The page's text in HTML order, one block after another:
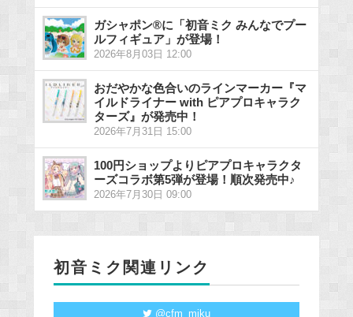
ガシャポン®に「初音ミク みんなでプー
ルフィギュア」が登場！
2026年8月03日 12:00
おだやかな色合いのラインマーカー『マ
イルドライナー with ピアプロキャラク
ターズ』が発売中！
2026年7月31日 15:00
100円ショップよりピアプロキャラクタ
ーズコラボ第5弾が登場！順次発売中♪
2026年7月30日 09:00
初音ミク関連リンク
@cfm_miku